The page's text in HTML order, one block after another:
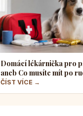
Domácí lékárnička pro
aneb Co musíte mít po
pro případ nouze
ČÍST VÍCE →